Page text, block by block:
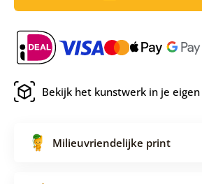
Bekijk het kunstwerk in je
Milieuvriendelijke print